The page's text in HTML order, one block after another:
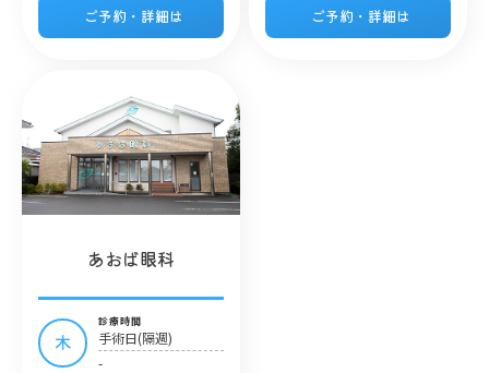
ご予約・詳細は ご予約・詳細は
あおば眼科
木
診療時間
手術日(隔週)
-